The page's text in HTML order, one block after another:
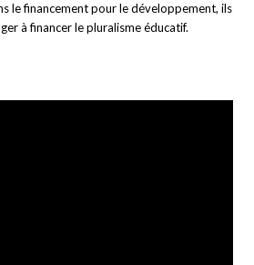
le financement pour le développement, ils
à financer le pluralisme éducatif.